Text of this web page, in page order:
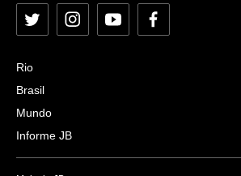
Twitter InstagramYouTubeFacebook
Rio
Brasil
Mundo
Informe JB